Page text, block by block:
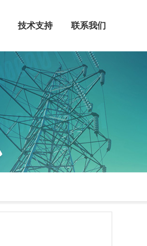
技术支持 联系我们